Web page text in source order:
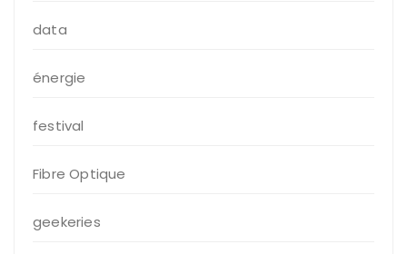
data
énergie
festival
Fibre Optique
geekeries